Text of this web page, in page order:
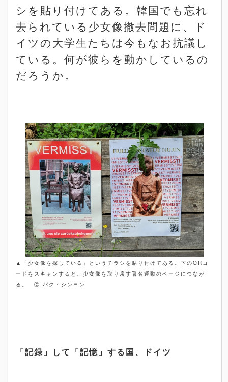
シを貼り付けてある。韓国でも忘れ
去られている少女像撤去問題に、ド
イツの大学生たちは今もなお抗議し
ている。何が彼らを動かしているの
だろうか。
▲ 「少女像を探している」というチラシを貼り付けてある。下のQR コ
ードをスキャンすると、少女像を取り戻す署名運動のページにつなが
る。 ⓒ パク・シンヨン
「記録」して「記憶」する国、ドイツ